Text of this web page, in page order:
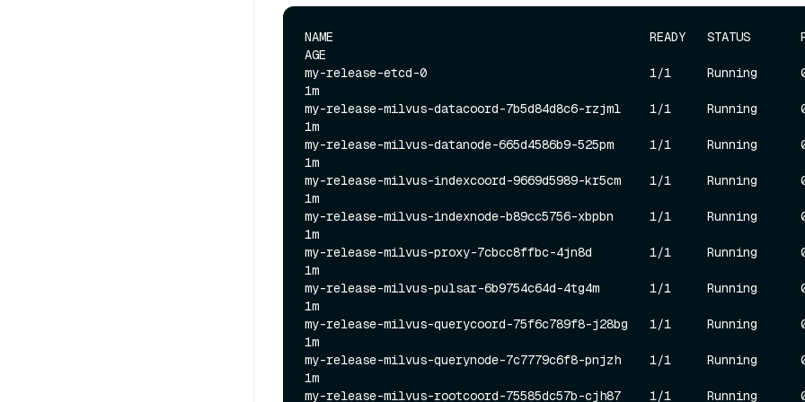
NAME                                            READY   STATUS
AGE
my-release-etcd-0                               1/1     Running
1m
my-release-milvus-datacoord-7b5d84d8c6-rzjml    1/1     Running
1m
my-release-milvus-datanode-665d4586b9-525pm     1/1     Running
1m
my-release-milvus-indexcoord-9669d5989-kr5cm    1/1     Running
1m
my-release-milvus-indexnode-b89cc5756-xbpbn     1/1     Running
1m
my-release-milvus-proxy-7cbcc8ffbc-4jn8d        1/1     Running
1m
my-release-milvus-pulsar-6b9754c64d-4tg4m       1/1     Running
1m
my-release-milvus-querycoord-75f6c789f8-j28bg   1/1     Running
1m
my-release-milvus-querynode-7c7779c6f8-pnjzh    1/1     Running
1m
my-release-milvus-rootcoord-75585dc57b-cjh87    1/1     Running